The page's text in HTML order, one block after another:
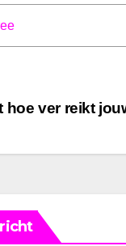
hoe ver reikt